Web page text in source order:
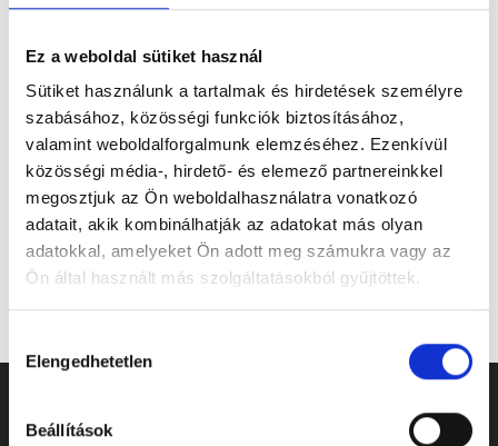
Ez a weboldal sütiket használ
Sütiket használunk a tartalmak és hirdetések személyre
szabásához, közösségi funkciók biztosításához,
valamint weboldalforgalmunk elemzéséhez. Ezenkívül
közösségi média-, hirdető- és elemező partnereinkkel
megosztjuk az Ön weboldalhasználatra vonatkozó
adatait, akik kombinálhatják az adatokat más olyan
adatokkal, amelyeket Ön adott meg számukra vagy az
Ön által használt más szolgáltatásokból gyűjtöttek.
kiválasztása
Elengedhetetlen
Beállítások
takarékossági intézkedések részeként módosul
a Pécsi Köztemető ügyfélszolgálatának
nyitvatartása: 2026. augusztus 3–8. között,
hétfőtől szombatig 12 óráig várják az ügyfeleket.
Tovább